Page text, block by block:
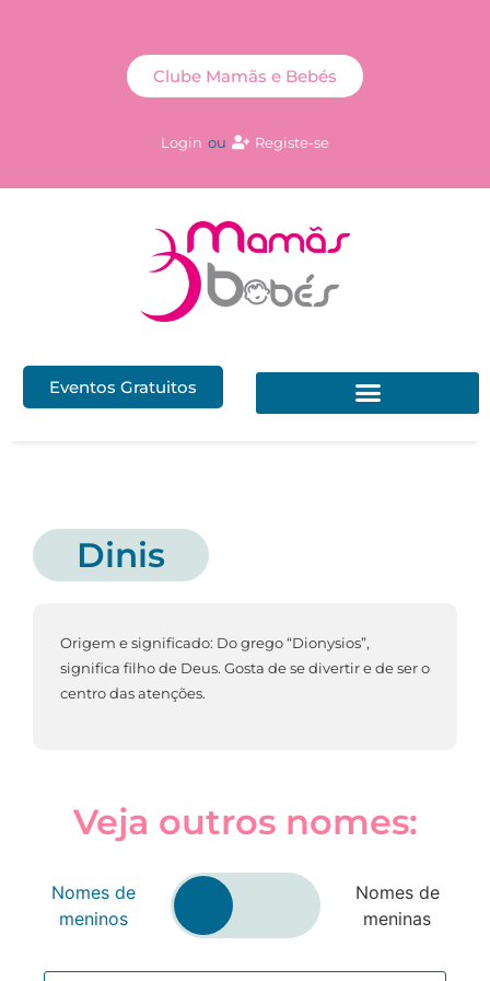
Login ou Registe-se
Clube Mamãs e Bebés
Eventos Gratuitos
Dinis
Origem e significado: Do grego “Dionysios”,
significa filho de Deus. Gosta de se divertir e de ser o
centro das atenções.
Veja outros nomes:
Nomes de
meninos
Nomes de
meninas